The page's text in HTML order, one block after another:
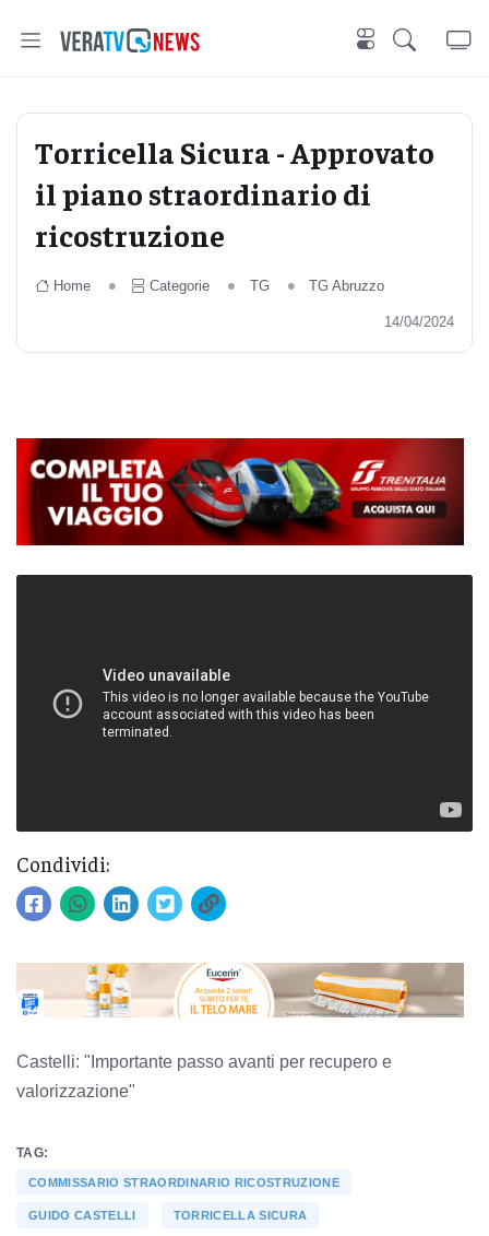
Torricella Sicura - Approvato
il piano straordinario di
ricostruzione
Home Categorie TG TG Abruzzo
14/04/2024
Condividi:
Castelli: "Importante passo avanti per recupero e
valorizzazione"
TAG:
COMMISSARIO STRAORDINARIO RICOSTRUZIONE
GUIDO CASTELLI TORRICELLA SICURA